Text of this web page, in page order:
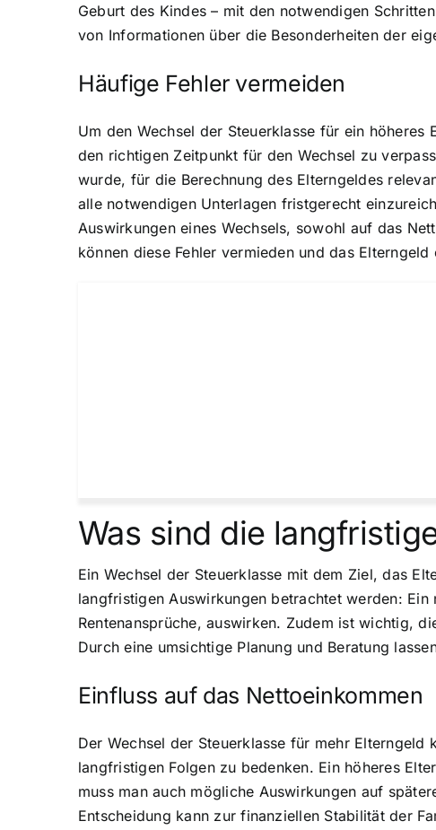
Geburt des Kindes – mit den notwendigen
von Informationen über die Besonderheiten der
Häufige Fehler vermeiden
Um den Wechsel der Steuerklasse für ein
den richtigen Zeitpunkt für den Wechsel zu
wurde, für die Berechnung des Elterngeldes
alle notwendigen Unterlagen fristgerecht
Auswirkungen eines Wechsels, sowohl auf das
können diese Fehler vermieden und das
Was sind die
Ein Wechsel der Steuerklasse mit dem Ziel, das
langfristigen Auswirkungen betrachtet werden:
Rentenansprüche, auswirken. Zudem ist wichtig,
Durch eine umsichtige Planung und Beratung
Einfluss auf das Nettoeinkommen
Der Wechsel der Steuerklasse für mehr
langfristigen Folgen zu bedenken. Ein höheres
muss man auch mögliche Auswirkungen auf
Entscheidung kann zur finanziellen Stabilität der